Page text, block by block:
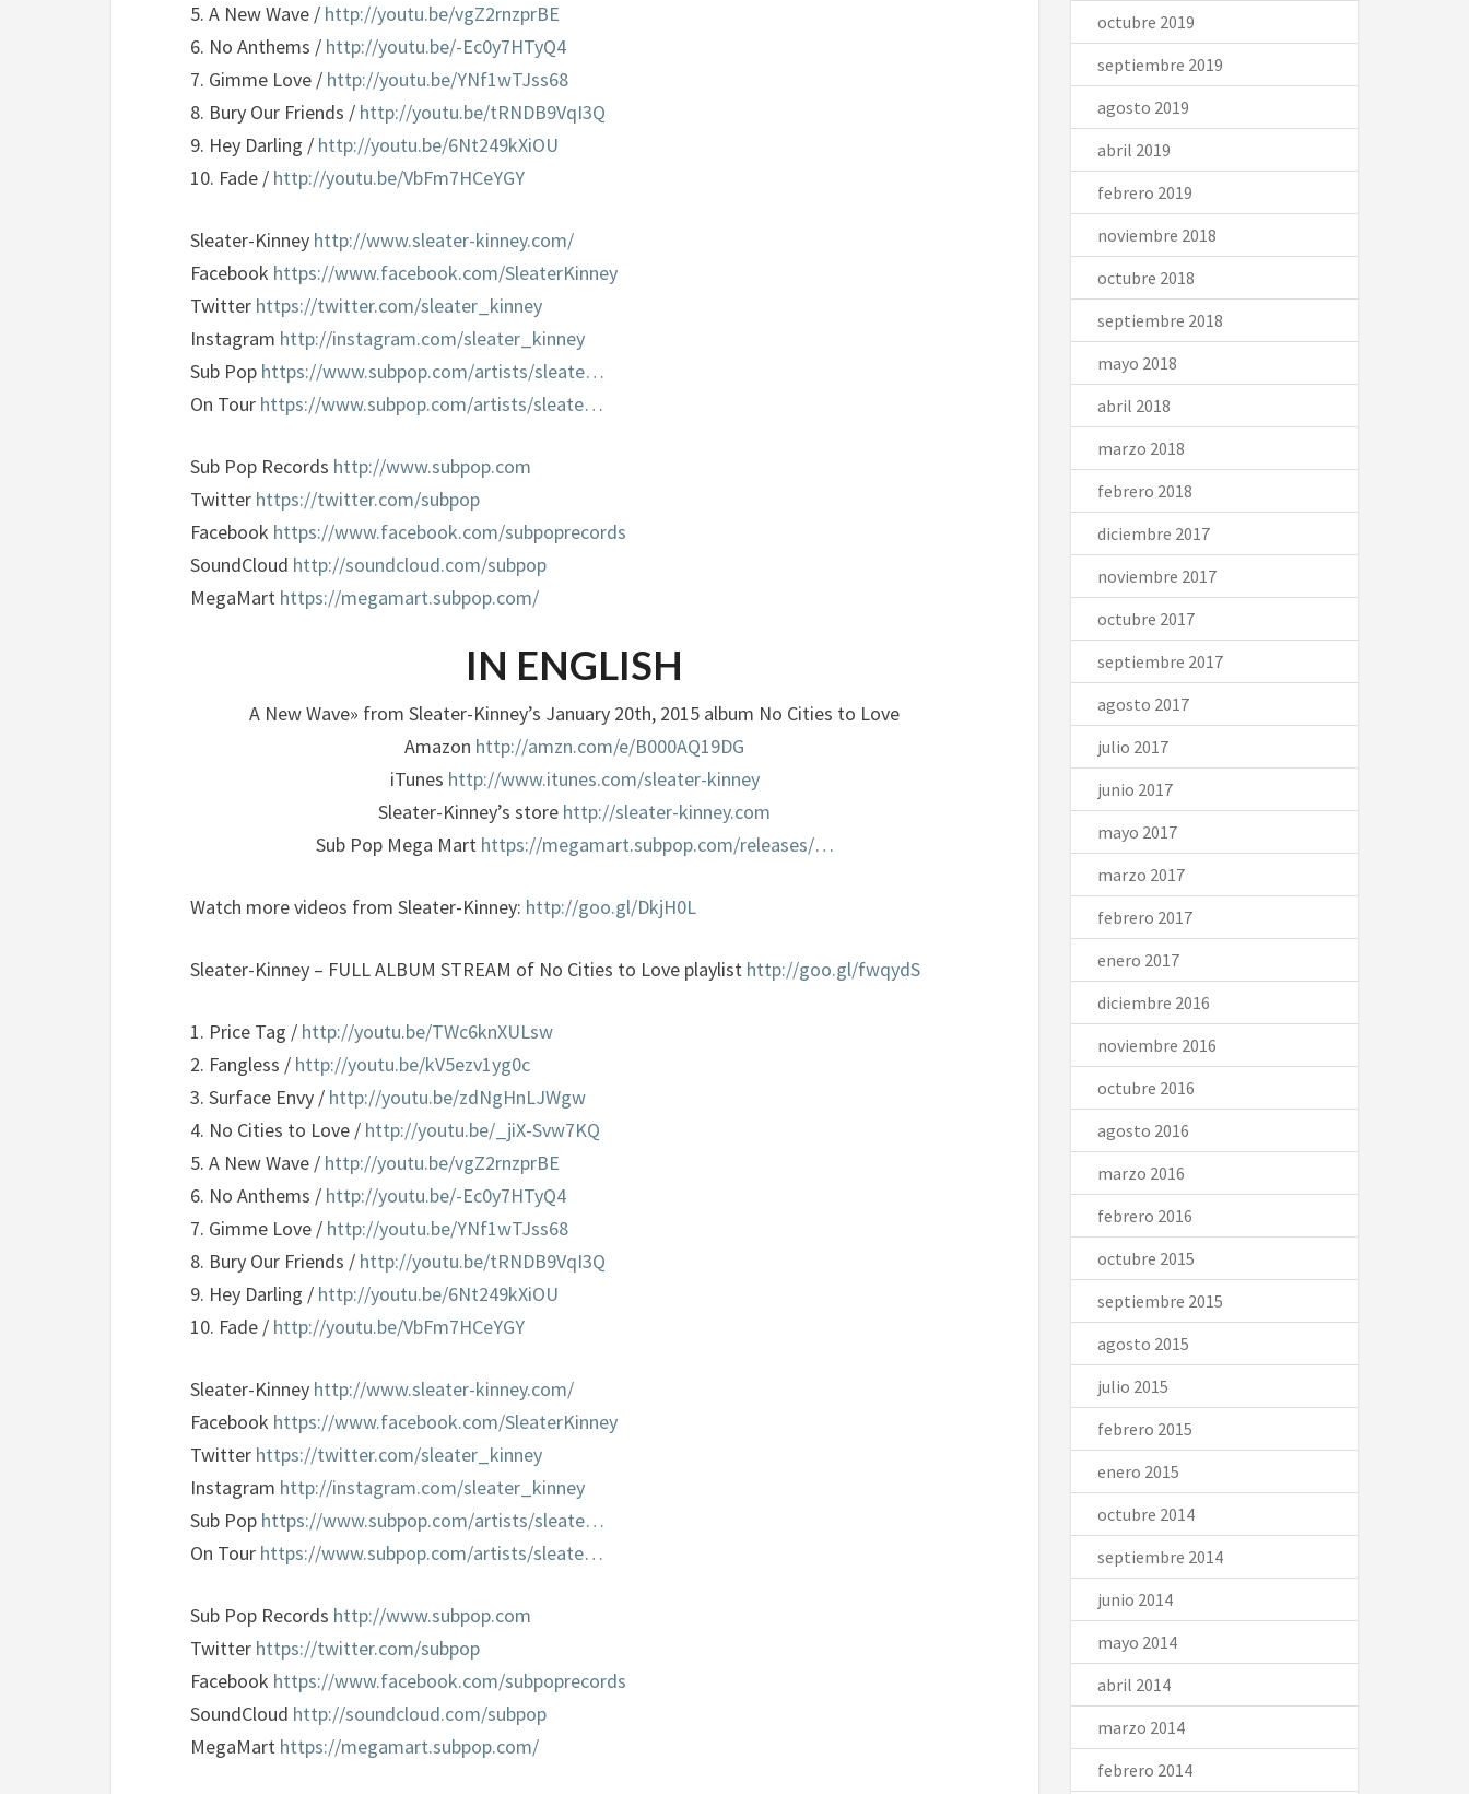
5. A New Wave / http://youtu.be/vgZ2rnzprBE
6. No Anthems / http://youtu.be/-Ec0y7HTyQ4
7. Gimme Love / http://youtu.be/YNf1wTJss68
8. Bury Our Friends / http://youtu.be/tRNDB9VqI3Q
9. Hey Darling / http://youtu.be/6Nt249kXiOU
10. Fade / http://youtu.be/VbFm7HCeYGY
Sleater-Kinney http://www.sleater-kinney.com/
Facebook https://www.facebook.com/SleaterKinney
Twitter https://twitter.com/sleater_kinney
Instagram http://instagram.com/sleater_kinney
Sub Pop https://www.subpop.com/artists/sleate…
On Tour https://www.subpop.com/artists/sleate…
Sub Pop Records http://www.subpop.com
Twitter https://twitter.com/subpop
Facebook https://www.facebook.com/subpoprecords
SoundCloud http://soundcloud.com/subpop
MegaMart https://megamart.subpop.com/
IN ENGLISH
A New Wave» from Sleater-Kinney’s January 20th, 2015 album No Cities to Love
Amazon http://amzn.com/e/B000AQ19DG
iTunes http://www.itunes.com/sleater-kinney
Sleater-Kinney’s store http://sleater-kinney.com
Sub Pop Mega Mart https://megamart.subpop.com/releases/…
Watch more videos from Sleater-Kinney: http://goo.gl/DkjH0L
Sleater-Kinney – FULL ALBUM STREAM of No Cities to Love playlist http://goo.gl/fwqydS
1. Price Tag / http://youtu.be/TWc6knXULsw
2. Fangless / http://youtu.be/kV5ezv1yg0c
3. Surface Envy / http://youtu.be/zdNgHnLJWgw
4. No Cities to Love / http://youtu.be/_jiX-Svw7KQ
5. A New Wave / http://youtu.be/vgZ2rnzprBE
6. No Anthems / http://youtu.be/-Ec0y7HTyQ4
7. Gimme Love / http://youtu.be/YNf1wTJss68
8. Bury Our Friends / http://youtu.be/tRNDB9VqI3Q
9. Hey Darling / http://youtu.be/6Nt249kXiOU
10. Fade / http://youtu.be/VbFm7HCeYGY
Sleater-Kinney http://www.sleater-kinney.com/
Facebook https://www.facebook.com/SleaterKinney
Twitter https://twitter.com/sleater_kinney
Instagram http://instagram.com/sleater_kinney
Sub Pop https://www.subpop.com/artists/sleate…
On Tour https://www.subpop.com/artists/sleate…
Sub Pop Records http://www.subpop.com
Twitter https://twitter.com/subpop
Facebook https://www.facebook.com/subpoprecords
SoundCloud http://soundcloud.com/subpop
MegaMart https://megamart.subpop.com/
octubre 2019
septiembre 2019
agosto 2019
abril 2019
febrero 2019
noviembre 2018
octubre 2018
septiembre 2018
mayo 2018
abril 2018
marzo 2018
febrero 2018
diciembre 2017
noviembre 2017
octubre 2017
septiembre 2017
agosto 2017
julio 2017
junio 2017
mayo 2017
marzo 2017
febrero 2017
enero 2017
diciembre 2016
noviembre 2016
octubre 2016
agosto 2016
marzo 2016
febrero 2016
octubre 2015
septiembre 2015
agosto 2015
julio 2015
febrero 2015
enero 2015
octubre 2014
septiembre 2014
junio 2014
mayo 2014
abril 2014
marzo 2014
febrero 2014